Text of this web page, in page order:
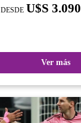
DESDE U$S 3.090
Ver más